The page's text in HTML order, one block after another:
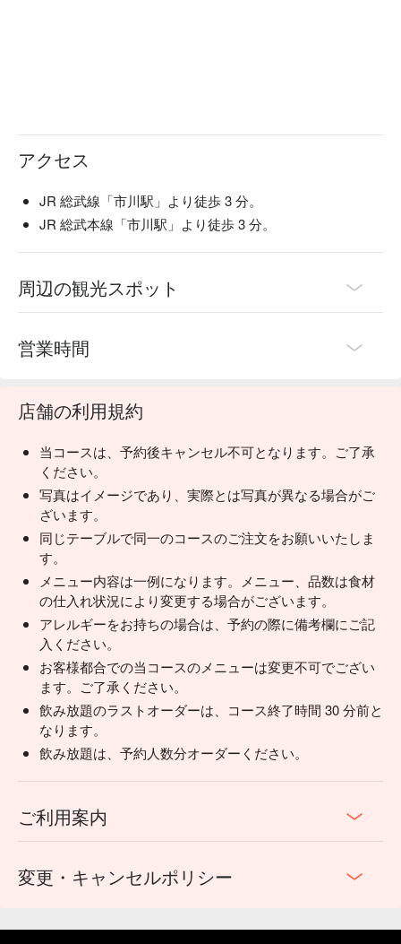
陶器のビール ：くいもの屋わんのビールは陶器で提供いた
します。和の内装と、こだわりのグラスや益子焼のお皿で大
（お味噌汁）をサービスしております。お味噌汁の中に含ま
れる大豆タンパクには血中のコレステロール値を低くした
り、血管を丈夫にする働きがあります。
アクセス
JR 総武線「市川駅」より徒歩 3 分。
JR 総武本線「市川駅」より徒歩 3 分。
周辺の観光スポット
営業時間
店舗の利用規約
当コースは、予約後キャンセル不可となります。ご了承
ください。
写真はイメージであり、実際とは写真が異なる場合がご
ざいます。
同じテーブルで同一のコースのご注文をお願いいたしま
す。
メニュー内容は一例になります。メニュー、品数は食材
の仕入れ状況により変更する場合がございます。
アレルギーをお持ちの場合は、予約の際に備考欄にご記
入ください。
お客様都合での当コースのメニューは変更不可でござい
ます。ご了承ください。
飲み放題のラストオーダーは、コース終了時間 30 分前と
なります。
飲み放題は、予約人数分オーダーください。
ご利用案内
変更・キャンセルポリシー